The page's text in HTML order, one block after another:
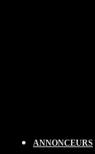
ANNONCEURS